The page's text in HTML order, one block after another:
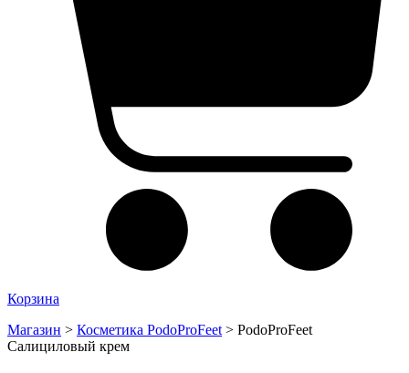
Корзина
Магазин > Косметика PodoProFeet > PodoProFeet
Салициловый крем